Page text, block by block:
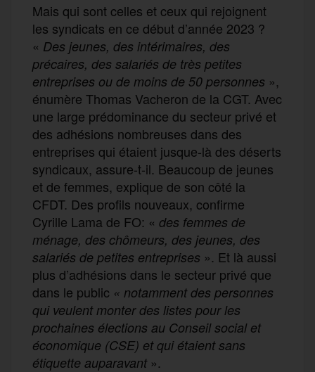
Mais qui sont celles et ceux qui rejoignent
les syndicats en ce début d’année 2023 ?
« Des jeunes, des intérimaires, des
précaires, des salariés de très petites
entreprises ou de moins de 50 personnes »,
énumère Thomas Vacheron de la CGT. Avec
une large prédominance du secteur privé et
des adhésions nombreuses dans des
entreprises qui étaient jusque-là des déserts
syndicaux, assure-t-il. Beaucoup de jeunes
et de femmes, explique de son côté la
CFDT. Des profils nouveaux, confirme
Cyrille Lama de FO: « des femmes de
ménage, des chômeurs, des jeunes, des
salariés de petites entreprises ». Et là aussi
plus d’adhésions dans le secteur privé que
dans le public « notamment des personnes
qui veulent monter des listes pour les
prochaines élections au Conseil social et
économique (CSE) etqui étaientsans
étiquette auparavant».